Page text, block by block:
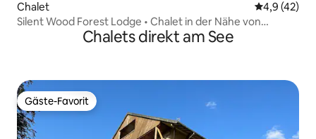
Chalet
4,9 (42)
Silent Wood Forest Lodge • Chalet in der Nähe von
Chalets direkt am See
Gäste-Favorit
Gäste-Favorit